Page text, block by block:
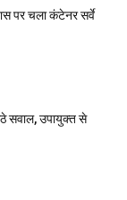
पर चला कंटेनर सर्वे
सवाल, उपायुक्त से